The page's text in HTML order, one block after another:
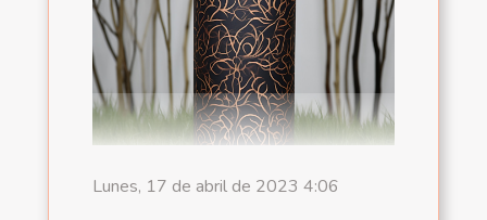
Lunes, 17 de abril de 2023 4:06